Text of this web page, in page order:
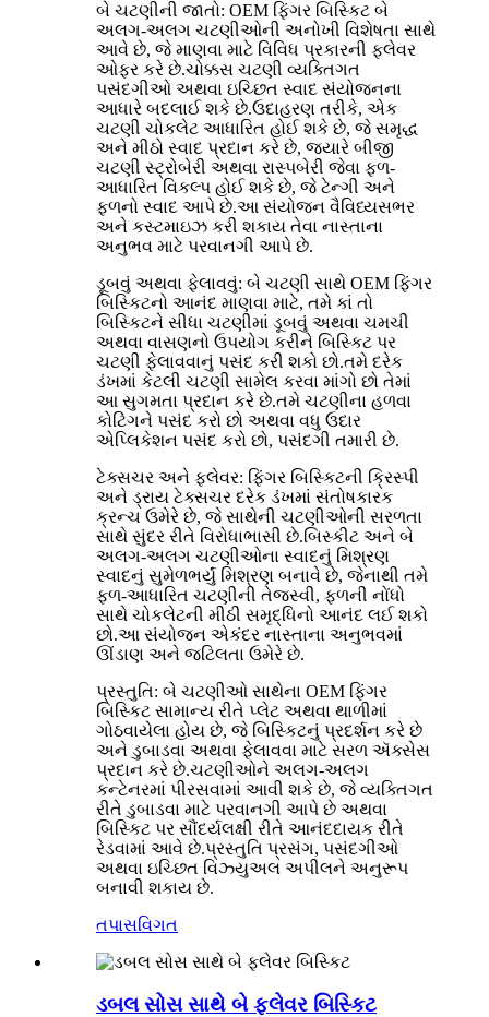
બે ચટણીની જાતો: OEM ફિંગર બિસ્કિટ બે
અલગ-અલગ ચટણીઓની અનોખી વિશેષતા સાથે
આવે છે, જે માણવા માટે વિવિધ પ્રકારની ફ્લેવર
ઓફર કરે છે.ચોક્કસ ચટણી વ્યક્તિગત
પસંદગીઓ અથવા ઇચ્છિત સ્વાદ સંયોજનના
આધારે બદલાઈ શકે છે.ઉદાહરણ તરીકે, એક
ચટણી ચોકલેટ આધારિત હોઈ શકે છે, જે સમૃદ્ધ
અને મીઠો સ્વાદ પ્રદાન કરે છે, જ્યારે બીજી
ચટણી સ્ટ્રોબેરી અથવા રાસ્પબેરી જેવા ફળ-
આધારિત વિકલ્પ હોઈ શકે છે, જે ટેન્ગી અને
ફળનો સ્વાદ આપે છે.આ સંયોજન વૈવિધ્યસભર
અને કસ્ટમાઇઝ કરી શકાય તેવા નાસ્તાના
અનુભવ માટે પરવાનગી આપે છે.
ડૂબવું અથવા ફેલાવવું: બે ચટણી સાથે OEM ફિંગર
બિસ્કિટનો આનંદ માણવા માટે, તમે કાં તો
બિસ્કિટને સીધા ચટણીમાં ડૂબવું અથવા ચમચી
અથવા વાસણનો ઉપયોગ કરીને બિસ્કિટ પર
ચટણી ફેલાવવાનું પસંદ કરી શકો છો.તમે દરેક
ડંખમાં કેટલી ચટણી સામેલ કરવા માંગો છો તેમાં
આ સુગમતા પ્રદાન કરે છે.તમે ચટણીના હળવા
કોટિંગને પસંદ કરો છો અથવા વધુ ઉદાર
એપ્લિકેશન પસંદ કરો છો, પસંદગી તમારી છે.
ટેક્સચર અને ફ્લેવર: ફિંગર બિસ્કિટની ક્રિસ્પી
અને ડ્રાય ટેક્સચર દરેક ડંખમાં સંતોષકારક
ક્રન્ચ ઉમેરે છે, જે સાથેની ચટણીઓની સરળતા
સાથે સુંદર રીતે વિરોધાભાસી છે.બિસ્કીટ અને બે
અલગ-અલગ ચટણીઓના સ્વાદનું મિશ્રણ
સ્વાદનું સુમેળભર્યું મિશ્રણ બનાવે છે, જેનાથી તમે
ફળ-આધારિત ચટણીની તેજસ્વી, ફળની નોંધો
સાથે ચોકલેટની મીઠી સમૃદ્ધિનો આનંદ લઈ શકો
છો.આ સંયોજન એકંદર નાસ્તાના અનુભવમાં
ઊંડાણ અને જટિલતા ઉમેરે છે.
પ્રસ્તુતિ: બે ચટણીઓ સાથેના OEM ફિંગર
બિસ્કિટ સામાન્ય રીતે પ્લેટ અથવા થાળીમાં
ગોઠવાયેલા હોય છે, જે બિસ્કિટનું પ્રદર્શન કરે છે
અને ડુબાડવા અથવા ફેલાવવા માટે સરળ ઍક્સેસ
પ્રદાન કરે છે.ચટણીઓને અલગ-અલગ
કન્ટેનરમાં પીરસવામાં આવી શકે છે, જે વ્યક્તિગત
રીતે ડુબાડવા માટે પરવાનગી આપે છે અથવા
બિસ્કિટ પર સૌંદર્યલક્ષી રીતે આનંદદાયક રીતે
રેડવામાં આવે છે.પ્રસ્તુતિ પ્રસંગ, પસંદગીઓ
અથવા ઇચ્છિત વિઝ્યુઅલ અપીલને અનુરૂપ
બનાવી શકાય છે.
તપાસવિગત
ડબલ સોસ સાથે બે ફ્લેવર બિસ્કિટ